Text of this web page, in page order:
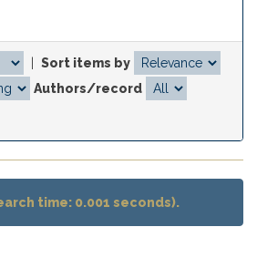
Sort items by
Authors/record
time: 0.001 seconds).